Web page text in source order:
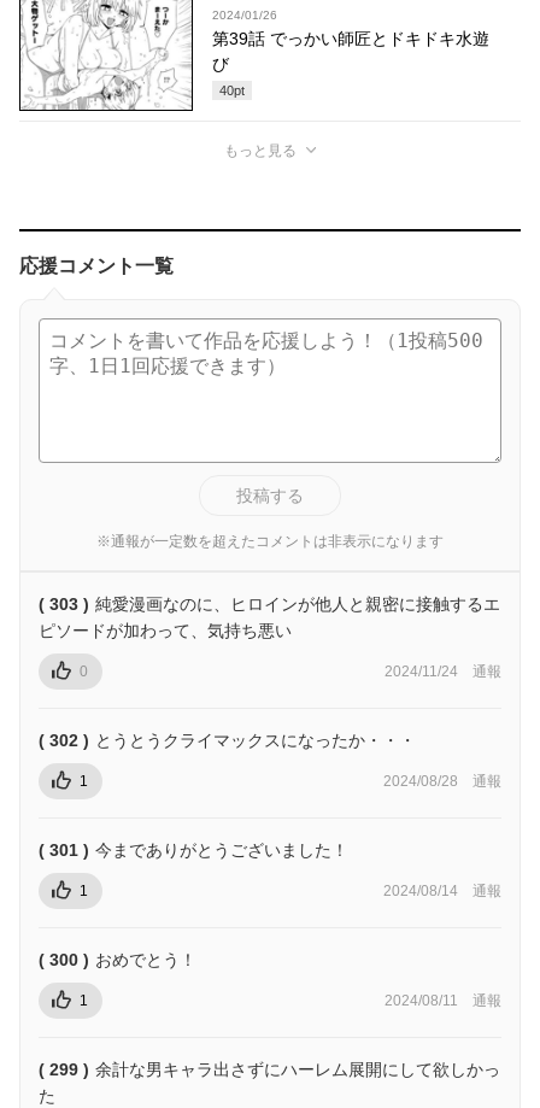
2024/01/26
第39話 でっかい師匠とドキドキ水遊
び
40pt
もっと見る
応援コメント一覧
投稿する
※通報が一定数を超えたコメントは非表示になります
( 303 ) 純愛漫画なのに、ヒロインが他人と親密に接触するエ
ピソードが加わって、気持ち悪い
0 2024/11/24 通報
( 302 ) とうとうクライマックスになったか・・・
1 2024/08/28 通報
( 301 ) 今までありがとうございました！
1 2024/08/14 通報
( 300 ) おめでとう！
1 2024/08/11 通報
( 299 ) 余計な男キャラ出さずにハーレム展開にして欲しかっ
た